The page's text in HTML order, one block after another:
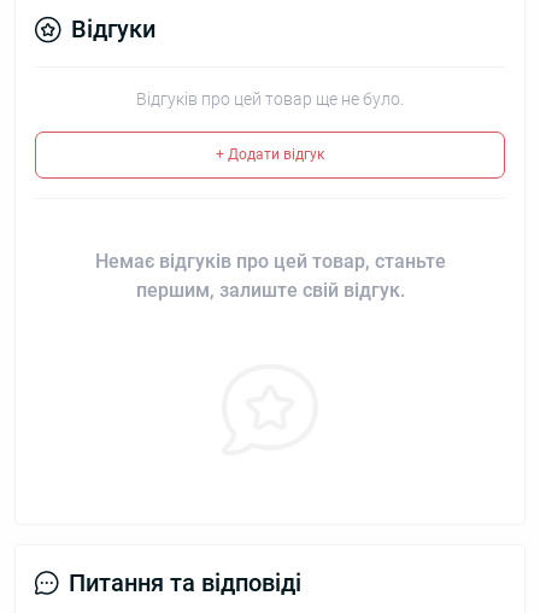
Відгуки
Відгуків про цей товар ще не було.
+ Додати відгук
Немає відгуків про цей товар, станьте
першим, залиште свій відгук.
Питання та відповіді